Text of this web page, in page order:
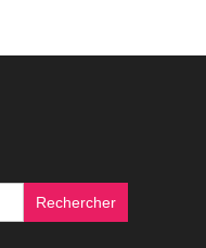
Rechercher :